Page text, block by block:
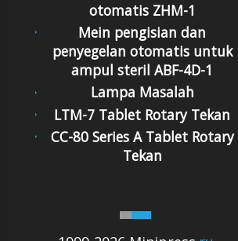
otomatis ZHM-1
Mein pengisian dan
penyegelan otomatis untuk
ampul steril ABF-4D-1
Lampa Masalah
LTM-7 Tablet Rotary Tekan
CC-80 Series A Tablet Rotary
Tekan